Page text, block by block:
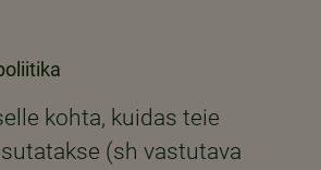
kohta, kuidas teie
(sh vastutava